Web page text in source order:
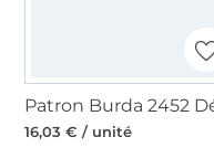
16,03 € / unité